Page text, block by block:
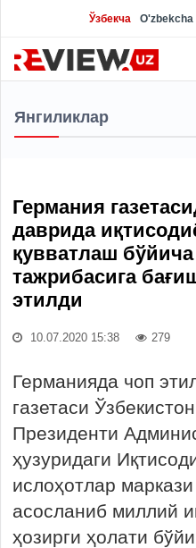
Ўзбекча O'zbekcha
Янгиликлар
Германия
даврида
қувватлаш бўйича
тажрибасига
этилди
10.07.2020 15:38 279
Германияда чоп
газетаси
Президенти
ҳузуридаги
ислоҳотлар
асосланиб миллий
ҳозирги ҳолати